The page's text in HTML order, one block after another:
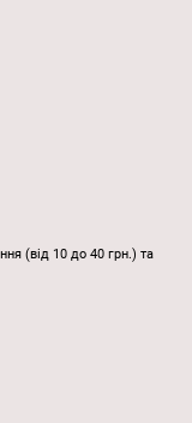
(від 10 до 40 грн.) та